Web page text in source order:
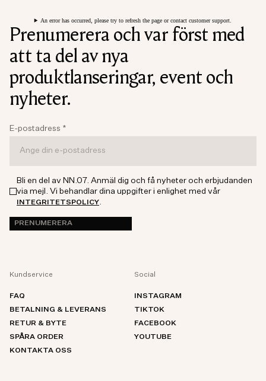
An error has occurred, please try to refresh the page or contact customer support.
Prenumerera och var först med
att ta del av nya
produktlanseringar, event och
nyheter.
E-postadress *
Bli en del av NN.07. Anmäl dig och få nyheter och erbjudanden
via mejl. Vi behandlar dina uppgifter i enlighet med vår
INTEGRITETSPOLICY.
PRENUMERERA
Kundservice
FAQ
BETALNING & LEVERANS
RETUR & BYTE
SPÅRA ORDER
KONTAKTA OSS
Social
INSTAGRAM
TIKTOK
FACEBOOK
YOUTUBE